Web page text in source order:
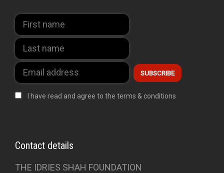
I have read and agree to the terms & conditions
Contact details
THE IDRIES SHAH FOUNDATION